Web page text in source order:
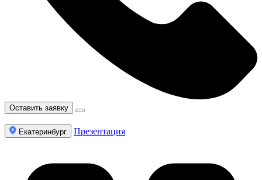
Оставить заявку
Екатеринбург Презентация